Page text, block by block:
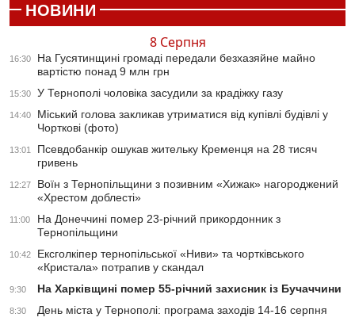
НОВИНИ
8 Серпня
16:30
На Гусятинщині громаді передали безхазяйне майно
вартістю понад 9 млн грн
15:30 У Тернополі чоловіка засудили за крадіжку газу
14:40
Міський голова закликав утриматися від купівлі будівлі у
Чорткові (фото)
13:01
Псевдобанкір ошукав жительку Кременця на 28 тисяч
гривень
12:27
Воїн з Тернопільщини з позивним «Хижак» нагороджений
«Хрестом доблесті»
11:00
На Донеччині помер 23-річний прикордонник з
Тернопільщини
10:42
Ексголкіпер тернопільської «Ниви» та чортківського
«Кристала» потрапив у скандал
9:30 На Харківщині помер 55-річний захисник із Бучаччини
8:30
День міста у Тернополі: програма заходів 14-16 серпня